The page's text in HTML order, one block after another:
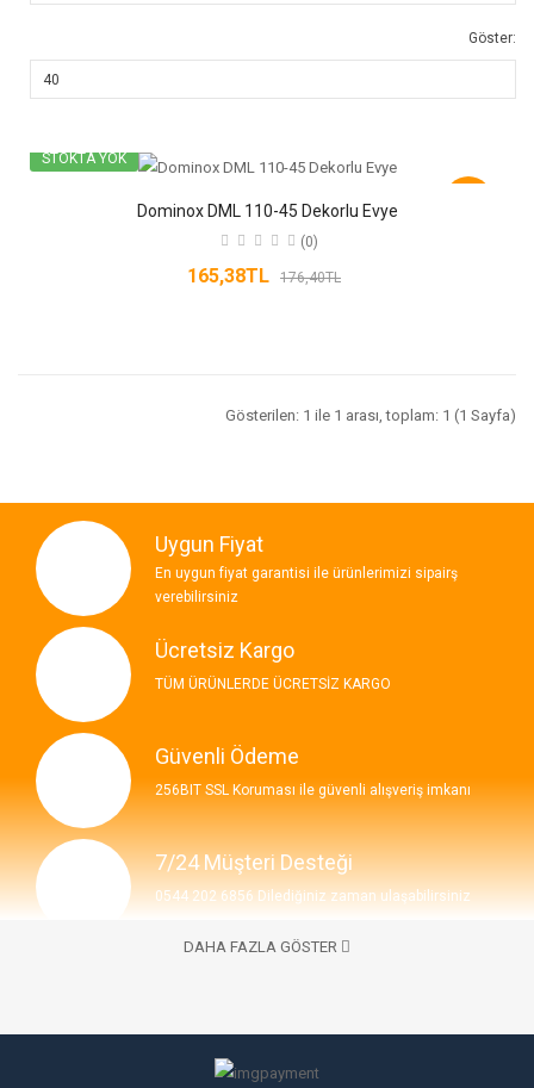
Göster:
STOKTA YOK
Dominox DML 110-45 Dekorlu Evye
(0)
165,38TL 176,40TL
Gösterilen: 1 ile 1 arası, toplam: 1 (1 Sayfa)
Uygun Fiyat
En uygun fiyat garantisi ile ürünlerimizi sipairş
verebilirsiniz
Ücretsiz Kargo
TÜM ÜRÜNLERDE ÜCRETSİZ KARGO
Güvenli Ödeme
256BIT SSL Koruması ile güvenli alışveriş imkanı
7/24 Müşteri Desteği
0544 202 6856 Dilediğiniz zaman ulaşabilirsiniz
7/24 Bize Ulaşabilirsiniz
DAHA FAZLA GÖSTER